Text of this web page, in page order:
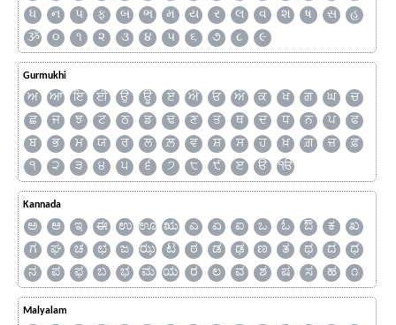
ધ
ન પ ફ બ ભ મ ય ર લ વ શ ષ સ
હ
ૐ
૦ ૧ ૨ ૩ ૪ ૫ ૬ ૭ ૮ ૯
Gurmukhi
ਅ ਆ ਇ ਈ ਉ ਊ ਏ ਐ ਓ ਔ ਕ ਖ ਗ ਘ
ਚ
ਛ
ਜ ਝ ਟ ਠ ਡ ਢ ਣ ਤ ਥ ਦ ਧ ਨ ਪ
ਫ
ਬ
ਭ ਮ ਯ ਰ ਲ ਲ਼ ਵ ਸ਼ ਸ ਹ ਖ਼ ਗ਼ ਜ਼
ਫ਼
੧
੨ ੩ ੪ ੫ ੬ ੭ ੮ ੯ ੲ ੳ ੴ
Kannada
ಅ ಆ ಇ ಈ ಉ ಊ ಋ ಎ ಏ ಐ ಒ ಓ ಔ ಕ
ಖ
ಗ
ಘ ಚ ಛ ಜ ಝ ಟ ಠ ಡ ಢ ಣ ತ ಥ ದ
ಧ
ನ
ಪ ಫ ಬ ಭ ಮ ಯ ರ ಲ ವ ಶ ಷ ಸ ಹ ೧
Malyalam